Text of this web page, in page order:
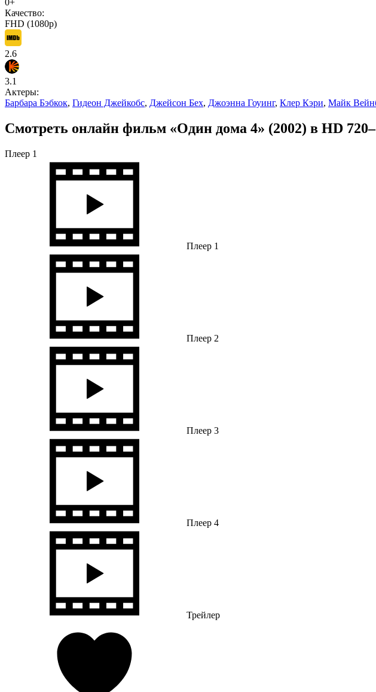
Качество:
FHD (1080p)
2.6
3.1
Актеры:
Барбара Бэбкок, Гидеон Джейкобс, Джейсон Бех, Джоэнна Гоуинг, Клер Кэри, Майк
Смотреть онлайн фильм «Один дома 4» (2002) в HD
Плеер 1
Плеер 1
Плеер 2
Плеер 3
Плеер 4
Трейлер